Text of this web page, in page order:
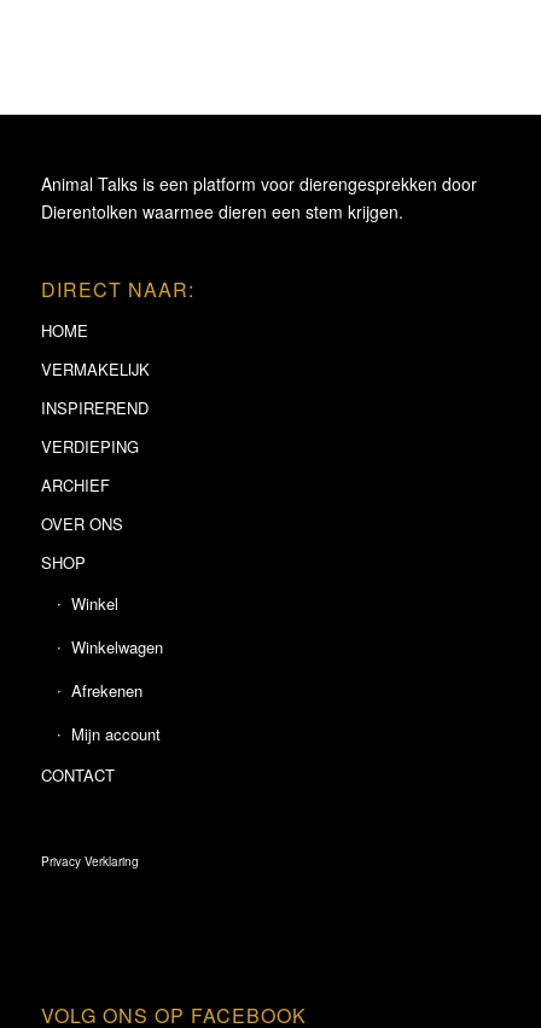
Animal Talks is een platform voor dierengesprekken door
Dierentolken waarmee dieren een stem krijgen.
DIRECT NAAR:
HOME
VERMAKELIJK
INSPIREREND
VERDIEPING
ARCHIEF
OVER ONS
SHOP
Winkel
Winkelwagen
Afrekenen
Mijn account
CONTACT
Privacy Verklaring
VOLG ONS OP FACEBOOK